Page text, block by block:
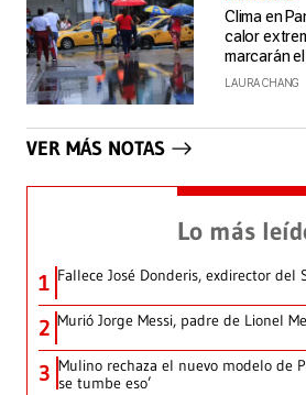
Clima en
calor
marcarán
LAURA CHANG
VER MÁS NOTAS
Lo más
1 Fallece José Donderis, exdirector del
2 Murió Jorge Messi, padre de Lionel
3 Mulino rechaza el nuevo modelo de
se tumbe eso’